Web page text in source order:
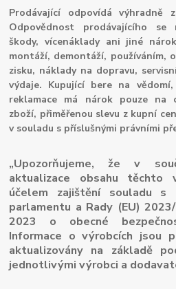
Prodávající odpovídá výhradně
Odpovědnost prodávajícího se
škody, vícenáklady ani jiné
montáží, demontáží, používáním,
zisku, náklady na dopravu,
výdaje. Kupující bere na
reklamace má nárok pouze na
zboží, přiměřenou slevu z kupní
v souladu s příslušnými právními
„Upozorňujeme, že v
aktualizace obsahu těchto
účelem zajištění souladu s
parlamentu a Rady (EU)
2023 o obecné
Informace o výrobcích jsou
aktualizovány na základě
jednotlivými výrobci a